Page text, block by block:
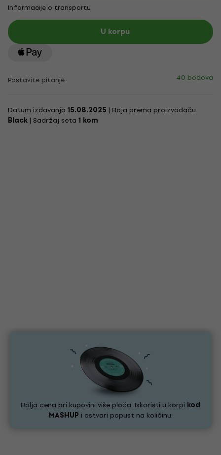
Informacije o transportu
U korpu
Postavite pitanje 40 bodova
Datum izdavanja 15.08.2025 | Boja prema proizvođaču
Black | Sadržaj seta 1 kom
Bolja cena pri kupovini više ploča. Iskoristi u korpi kod
MASHUP i ostvari popust na količinu.